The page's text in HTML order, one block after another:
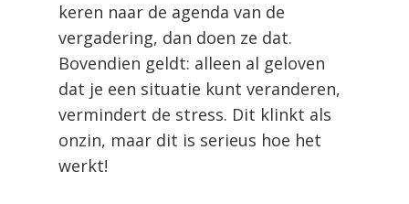
keren naar de agenda van de
vergadering, dan doen ze dat.
Bovendien geldt: alleen al geloven
dat je een situatie kunt veranderen,
vermindert de stress. Dit klinkt als
onzin, maar dit is serieus hoe het
werkt!